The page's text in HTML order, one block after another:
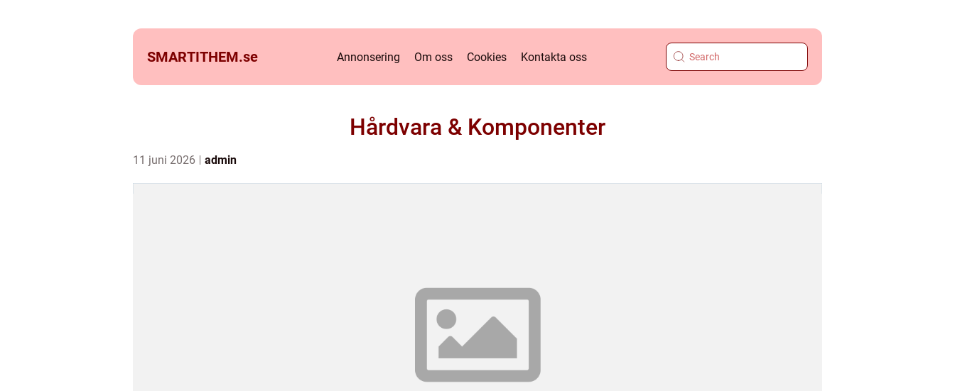
SMARTITHEM.se Annonsering Om oss Cookies Kontakta oss
Hårdvara & Komponenter
11 juni 2026 admin